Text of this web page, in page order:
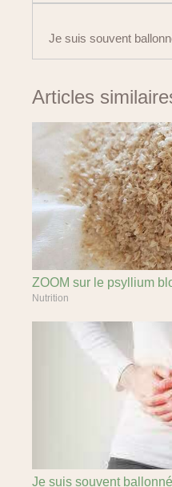
Articles
ZOOM sur le psyllium
Nutrition
Je suis souvent